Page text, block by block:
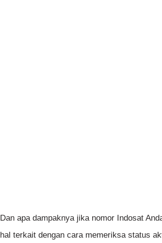
Dan apa dampaknya jika nomor Indosat
hal terkait dengan cara memeriksa status